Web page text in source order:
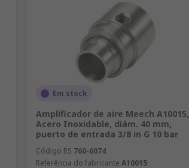
Em stock
Amplificador de aire Meech A10015,
Acero Inoxidable, diám. 40 mm,
puerto de entrada 3/8 in G 10 bar
Código RS 760-6074
Referência do fabricante A10015